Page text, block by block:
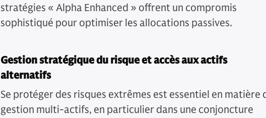
stratégies « Alpha Enhanced » offrent un compromis
sophistiqué pour optimiser les allocations passives.
Gestion stratégique du risque et accès aux actifs
alternatifs
Se protéger des risques extrêmes est essentiel en matière
gestion multi-actifs, en particulier dans une conjoncture